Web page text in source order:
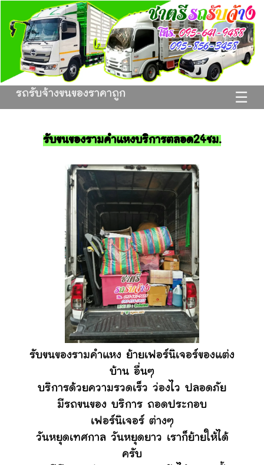
รถรับจ้างขนของราคาถูก
☰
รับขนของรามคำแหงบริการตลอด24ชม.
รับขนของรามคำแหง ย้ายเฟอร์นิเจอร์ของแต่ง
บ้าน อื่นๆ
บริการด้วยความรวดเร็ว ว่องไว ปลอดภัย
มีรถขนของ บริการ ถอดประกอบ
เฟอร์นิเจอร์ ต่างๆ
วันหยุดเทศกาล วันหยุดยาว เราก็ย้ายให้ได้
ครับ